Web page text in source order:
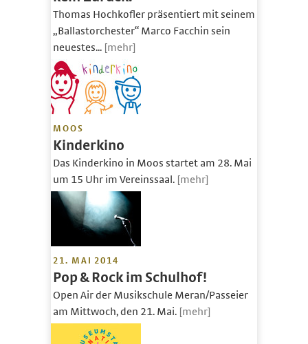
Thomas Hochkofler präsentiert mit seinem
„Ballastorchester“ Marco Facchin sein
neuestes... [mehr]
MOOS
Kinderkino
Das Kinderkino in Moos startet am 28. Mai
um 15 Uhr im Vereinssaal. [mehr]
21. MAI 2014
Pop & Rock im Schulhof!
Open Air der Musikschule Meran/Passeier
am Mittwoch, den 21. Mai. [mehr]